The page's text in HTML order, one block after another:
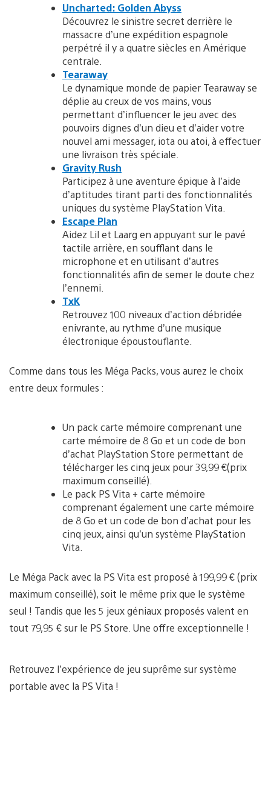
Uncharted: Golden Abyss
Découvrez le sinistre secret derrière le
massacre d’une expédition espagnole
perpétré il y a quatre siècles en Amérique
centrale.
Tearaway
Le dynamique monde de papier Tearaway se
déplie au creux de vos mains, vous
permettant d’influencer le jeu avec des
pouvoirs dignes d’un dieu et d’aider votre
nouvel ami messager, iota ou atoi, à effectuer
une livraison très spéciale.
Gravity Rush
Participez à une aventure épique à l’aide
d’aptitudes tirant parti des fonctionnalités
uniques du système PlayStation Vita.
Escape Plan
Aidez Lil et Laarg en appuyant sur le pavé
tactile arrière, en soufflant dans le
microphone et en utilisant d’autres
fonctionnalités afin de semer le doute chez
l’ennemi.
TxK
Retrouvez 100 niveaux d’action débridée
enivrante, au rythme d’une musique
électronique époustouflante.
Comme dans tous les Méga Packs, vous aurez le choix
entre deux formules :
Un pack carte mémoire comprenant une
carte mémoire de 8 Go et un code de bon
d’achat PlayStation Store permettant de
télécharger les cinq jeux pour 39,99 €(prix
maximum conseillé).
Le pack PS Vita + carte mémoire
comprenant également une carte mémoire
de 8 Go et un code de bon d’achat pour les
cinq jeux, ainsi qu’un système PlayStation
Vita.
Le Méga Pack avec la PS Vita est proposé à 199,99 € (prix
maximum conseillé), soit le même prix que le système
seul ! Tandis que les 5 jeux géniaux proposés valent en
tout 79,95 € sur le PS Store. Une offre exceptionnelle !
Retrouvez l’expérience de jeu suprême sur système
portable avec la PS Vita !